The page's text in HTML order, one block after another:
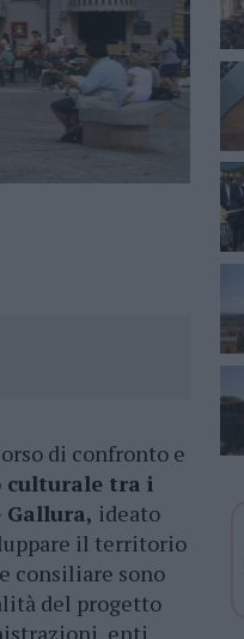
di confronto e
tra i
Gallura, ideato
il territorio
consiliare sono
del progetto